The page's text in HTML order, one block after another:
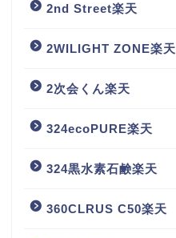
2nd Street楽天
2WILIGHT ZONE楽天
2次会くん楽天
324ecoPURE楽天
324黒水素石鹸楽天
360CLRUS C50楽天